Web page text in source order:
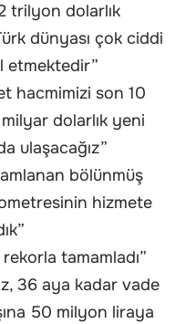
trilyon dolarlık
dünyası çok ciddi
etmektedir”
hacmimizi son 10
dolarlık yeni
ulaşacağız”
bölünmüş
hizmete
tamamladı”
36 aya kadar vade
50 milyon liraya